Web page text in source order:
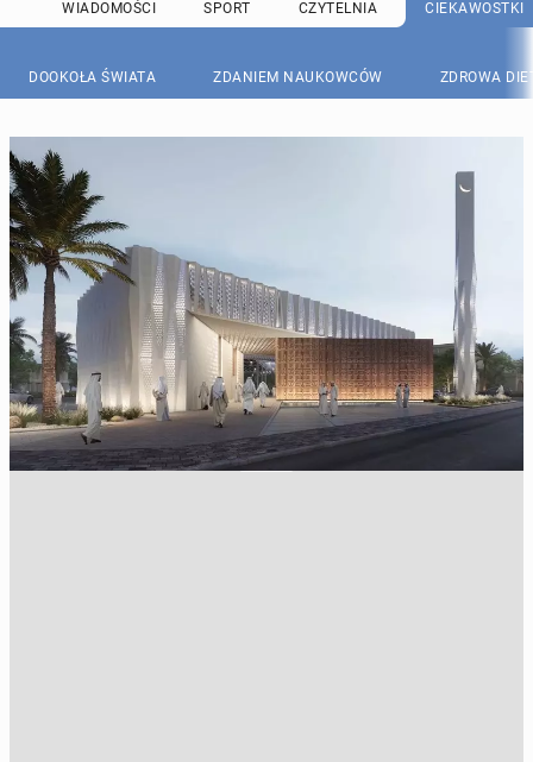
WIADOMOŚCI SPORT CZYTELNIA CIEKAWOSTKI
DOOKOŁA ŚWIATA ZDANIEM NAUKOWCÓW ZDROWA